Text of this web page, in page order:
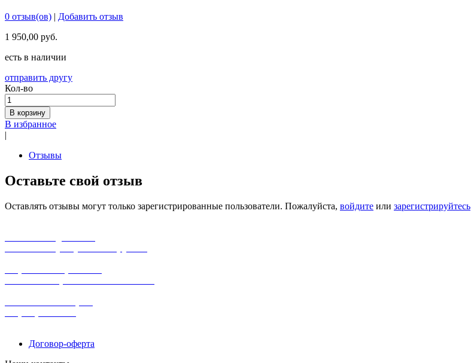
0 отзыв(ов) | Добавить отзыв
1 950,00 руб.
есть в наличии
отправить другу
Кол-во
В корзину
В избранное
|
Отзывы
Оставьте свой отзыв
Оставлять отзывы могут только зарегистрированные пользователи. Пожалуйста, войдите или зарегистрируйтесь
Договор-оферта